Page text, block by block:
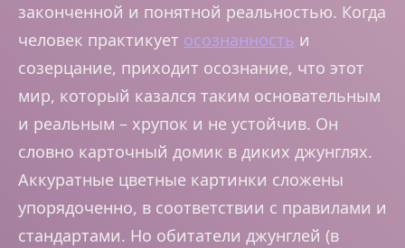
законченной и понятной реальностью. Когда
человек практикует осознанность и
созерцание, приходит осознание, что этот
мир, который казался таким основательным
и реальным – хрупок и не устойчив. Он
словно карточный домик в диких джунглях.
Аккуратные цветные картинки сложены
упорядоченно, в соответствии с правилами и
стандартами. Но обитатели джунглей (в